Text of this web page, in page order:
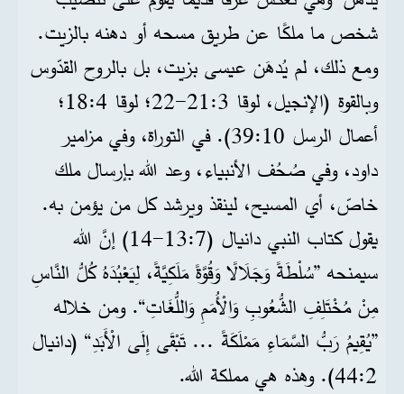
شخص ما ملكًا عن طريق مسحه أو دهنه بالزيت.
ومع ذلك، لم يُدهَن عيسى بزيت، بل بالروح القدّوس
وبالقوة (الإنجيل، لوقا 3:‏21‏-22؛ لوقا 4:‏18؛
أعمال الرسل 10:‏39). في التوراة، وفي مزامير
داود، وفي صُحُف الأنبياء، وعد الله بإرسال ملك
خاصّ، أي المسيح، لينقذ ويرشد كل من يؤمن به.
يقول كتاب النبي دانيال (7:‏13-‏14) إنَّ الله
سيمنحه ”سُلْطَةً وَجَلَالًا وَقُوَّةً مَلَكِيَّةً، لِيَعْبُدَهُ كُلُّ النَّاسِ
مِنْ مُخْتَلِفِ الشُّعُوبِ وَالْأُمَمِ وَاللُّغَاتِ“. ومن خلاله
”يُقِيمُ رَبُّ السَّمَاءِ مَمْلَكَةً ... تَبْقَى إِلَى الْأَبَدِ“ (دانيال
2‏:44). وهذه هي مملكة الله.